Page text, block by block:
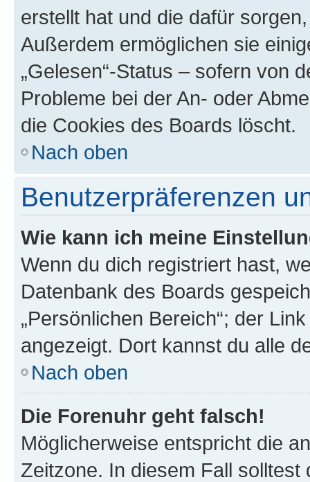
erstellt hat und die dafür
Außerdem ermöglichen sie
„Gelesen“-Status – sofern von
Probleme bei der An- oder
die Cookies des Boards löscht.
Nach oben
Benutzerpräferenzen
Wie kann ich meine
Wenn du dich registriert hast,
Datenbank des Boards
„Persönlichen Bereich“; der
angezeigt. Dort kannst du alle
Nach oben
Die Forenuhr geht falsch!
Möglicherweise entspricht die
Zeitzone. In diesem Fall solltest